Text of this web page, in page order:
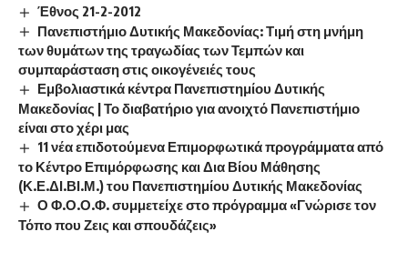
Έθνος 21-2-2012
Πανεπιστήμιο Δυτικής Μακεδονίας: Τιμή στη μνήμη
των θυμάτων της τραγωδίας των Τεμπών και
συμπαράσταση στις οικογένειές τους
Εμβολιαστικά κέντρα Πανεπιστημίου Δυτικής
Μακεδονίας | Το διαβατήριο για ανοιχτό Πανεπιστήμιο
είναι στο χέρι μας
11 νέα επιδοτούμενα Επιμορφωτικά προγράμματα από
το Κέντρο Επιμόρφωσης και Δια Βίου Μάθησης
(Κ.Ε.ΔΙ.ΒΙ.Μ.) του Πανεπιστημίου Δυτικής Μακεδονίας
Ο Φ.Ο.Ο.Φ. συμμετείχε στο πρόγραμμα «Γνώρισε τον
Τόπο που Ζεις και σπουδάζεις»